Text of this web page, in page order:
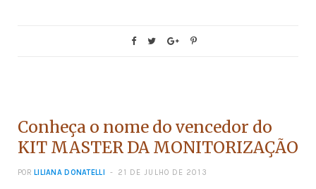
Conheça o nome do vencedor do
KIT MASTER DA MONITORIZAÇÃO
POR LILIANA DONATELLI 21 DE JULHO DE 2013